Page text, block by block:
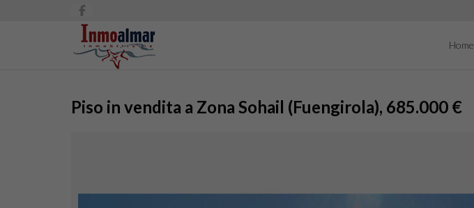
Home
Piso in vendita a Zona Sohail (Fuengirola), 685.000 €